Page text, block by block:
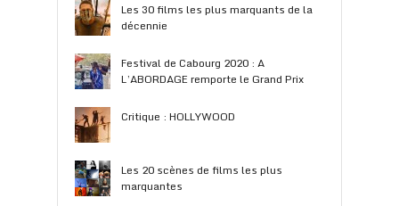
Les 30 films les plus marquants de la
décennie
Festival de Cabourg 2020 : A
L’ABORDAGE remporte le Grand Prix
Critique : HOLLYWOOD
Les 20 scènes de films les plus
marquantes